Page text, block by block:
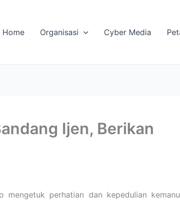
Home Organisasi Cyber Media
Ijen, Berikan
perhatian dan kepedulian